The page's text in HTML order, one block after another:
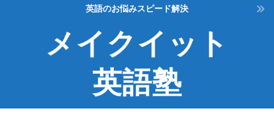
英語のお悩みスピード解決
メイクイット
英語塾